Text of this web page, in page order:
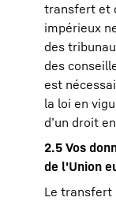
transfert et
impérieux
des
des
est
la loi en
d’un droit
2.5 Vos
de l'Union
Le transfert